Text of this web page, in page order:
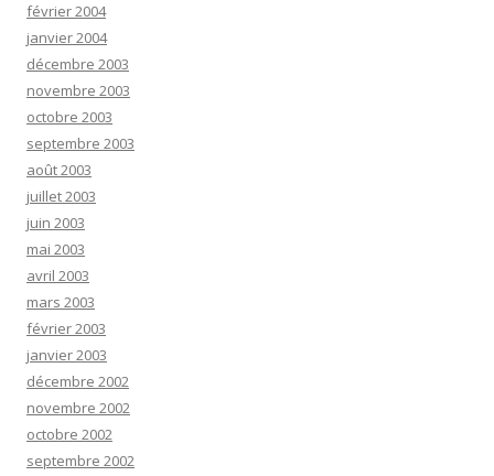
février 2004
janvier 2004
décembre 2003
novembre 2003
octobre 2003
septembre 2003
août 2003
juillet 2003
juin 2003
mai 2003
avril 2003
mars 2003
février 2003
janvier 2003
décembre 2002
novembre 2002
octobre 2002
septembre 2002